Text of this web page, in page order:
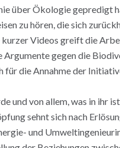
über Ökologie gepredigt
zu hören, die sich
kurzer Videos greift die
Argumente gegen die
für die Annahme der
und von allem, was in ihr
sehnt sich nach
und